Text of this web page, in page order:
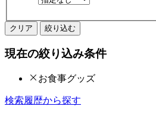
クリア 絞り込む
現在の絞り込み条件
お食事グッズ
検索履歴から探す